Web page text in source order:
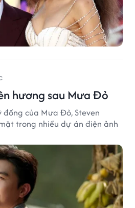
hương sau Mưa Đỏ
đồng của Mưa Đỏ, Steven
trong nhiều dự án điện ảnh